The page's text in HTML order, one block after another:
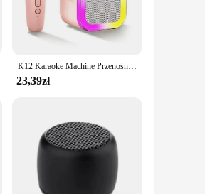
be placed almost
friendly interface allows
to your business, the
K12 Karaoke Machine Przenośny system głośników Bluetooth 5.3 PA z 1-2 mikrofonami bezprzewodowymi Domowe rodzinne śpiewanie Prezenty dla dzieci
23,39zł